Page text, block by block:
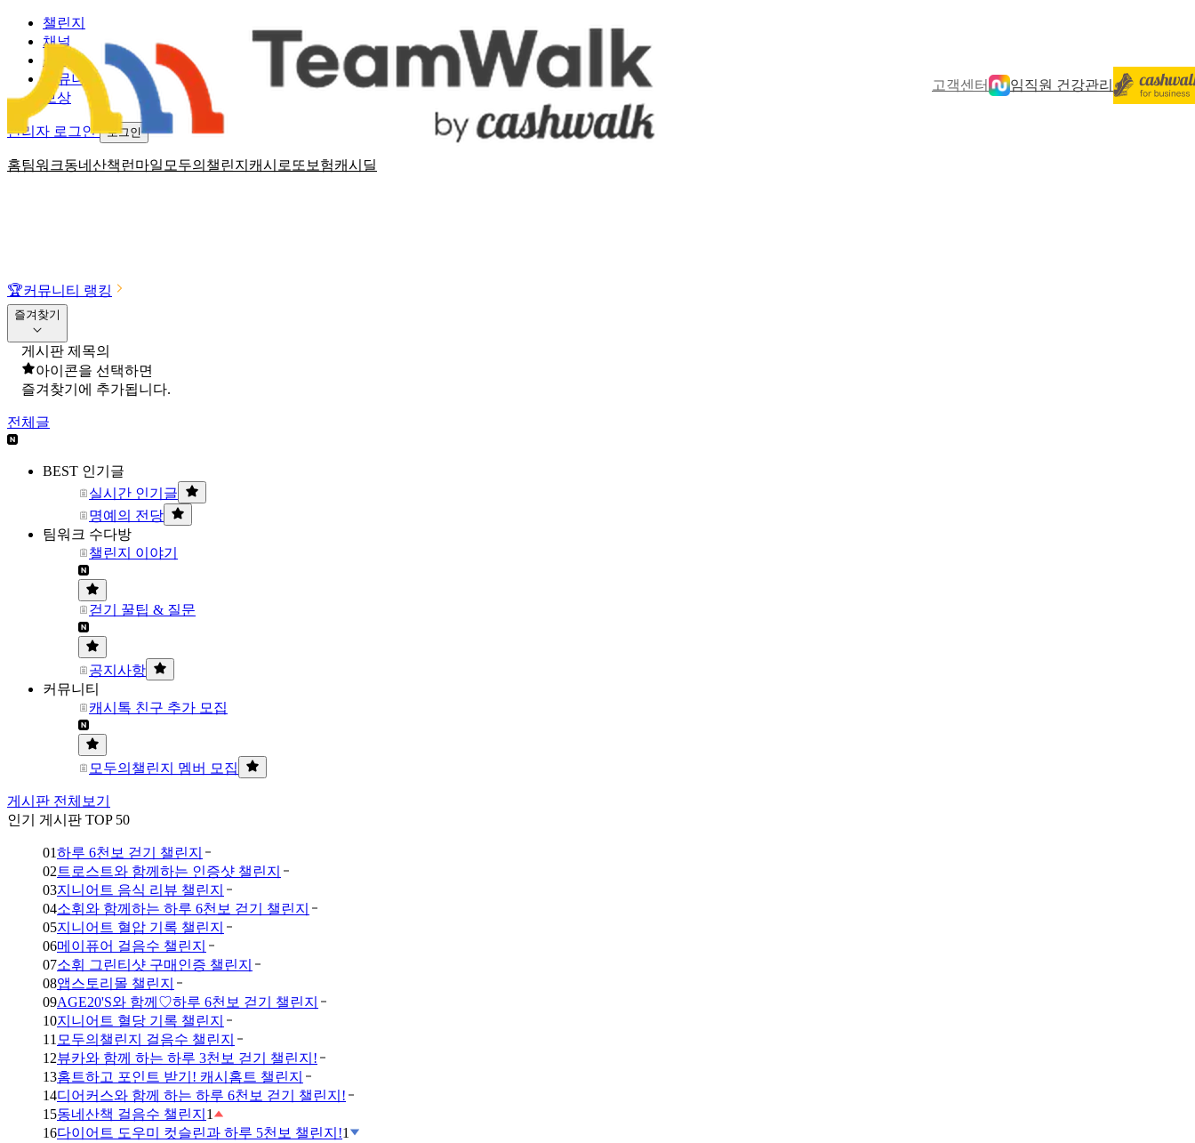
고객센터 임직원 건강관리
홈팀워크동네산책 런마일 모두의챌린지 캐시로또 보험캐시딜
챌린지
채널
소식
커뮤니티
보상
관리자 로그인 로그인
🏆커뮤니티 랭킹
즐겨찾기
게시판 제목의
아이콘을 선택하면
즐겨찾기에 추가됩니다.
전체글
BEST 인기글
실시간 인기글
명예의 전당
팀워크 수다방
챌린지 이야기
걷기 꿀팁 & 질문
공지사항
커뮤니티
캐시톡 친구 추가 모집
모두의챌린지 멤버 모집
게시판 전체보기
인기 게시판 TOP 50
01하루 6천보 걷기 챌린지
02 트로스트와 함께하는 인증샷 챌린지
03지니어트 음식 리뷰 챌린지
04소휘와 함께하는 하루 6천보 걷기 챌린지
05지니어트 혈압 기록 챌린지
06메이퓨어 걸음수 챌린지
07소휘 그린티샷 구매인증 챌린지
08앱스토리몰 챌린지
09AGE20'S와 함께♡하루 6천보 걷기 챌린지
10지니어트 혈당 기록 챌린지
11 모두의챌린지 걸음수 챌린지
12뷰카와 함께 하는 하루 3천보 걷기 챌린지!
13홈트하고 포인트 받기! 캐시홈트 챌린지
14디어커스와 함께 하는 하루 6천보 걷기 챌린지!
15동네산책 걸음수 챌린지 1
16다이어트 도우미 컷슬린과 하루 5천보 챌린지!1